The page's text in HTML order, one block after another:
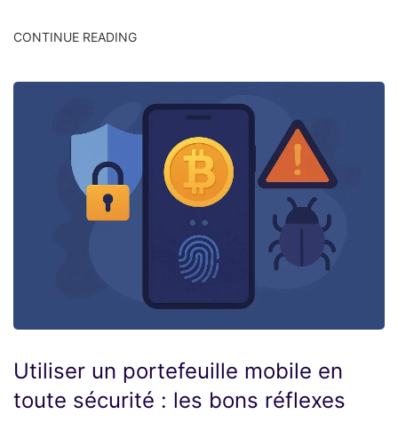
CONTINUE READING
Utiliser un portefeuille mobile en
toute sécurité : les bons réflexes